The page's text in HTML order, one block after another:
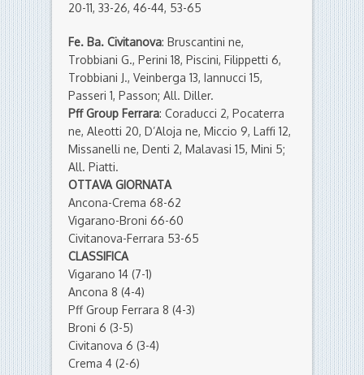
20-11, 33-26, 46-44, 53-65
Fe. Ba. Civitanova: Bruscantini ne,
Trobbiani G., Perini 18, Piscini, Filippetti 6,
Trobbiani J., Veinberga 13, Iannucci 15,
Passeri 1, Passon; All. Diller.
Pff Group Ferrara: Coraducci 2, Pocaterra
ne, Aleotti 20, D’Aloja ne, Miccio 9, Laffi 12,
Missanelli ne, Denti 2, Malavasi 15, Mini 5;
All. Piatti.
OTTAVA GIORNATA
Ancona-Crema 68-62
Vigarano-Broni 66-60
Civitanova-Ferrara 53-65
CLASSIFICA
Vigarano 14 (7-1)
Ancona 8 (4-4)
Pff Group Ferrara 8 (4-3)
Broni 6 (3-5)
Civitanova 6 (3-4)
Crema 4 (2-6)